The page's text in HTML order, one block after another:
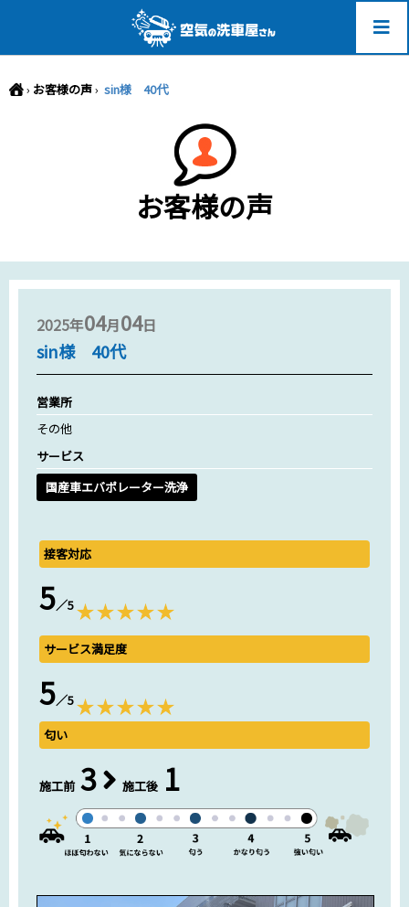
› お客様の声› sin様 40代
お客様の声
2025年04月04日
sin様 40代
営業所
その他
サービス
国産車エバポレーター洗浄
接客対応
5／5
サービス満足度
5／5
匂い
施工前 3 施工後 1